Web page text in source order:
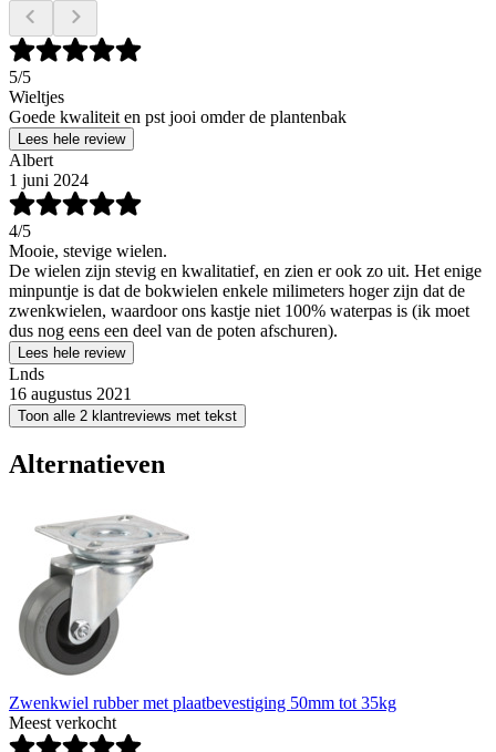
5/5
Wieltjes
Goede kwaliteit en pst jooi omder de plantenbak
Lees hele review
Albert
1 juni 2024
4/5
Mooie, stevige wielen.
De wielen zijn stevig en kwalitatief, en zien er ook zo uit. Het enige
minpuntje is dat de bokwielen enkele milimeters hoger zijn dat de
zwenkwielen, waardoor ons kastje niet 100% waterpas is (ik moet
dus nog eens een deel van de poten afschuren).
Lees hele review
Lnds
16 augustus 2021
Toon alle 2 klantreviews met tekst
Alternatieven
Zwenkwiel rubber met plaatbevestiging 50mm tot 35kg
Meest verkocht